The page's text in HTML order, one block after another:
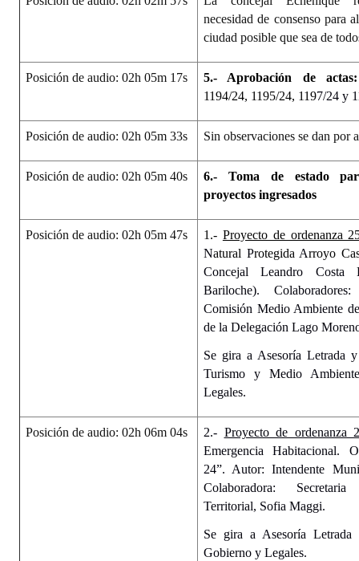
necesidad de consenso para
ciudad posible que sea de
Posición de audio: 02h 05m 17s 5.- Aprobación de actas:
1194/24, 1195/24, 1197/24 y
Posición de audio: 02h 05m 33s Sin observaciones se dan por
Posición de audio: 02h 05m 40s
6.- Toma de estado
proyectos ingresados
Posición de audio: 02h 05m 47s 1.- Proyecto de ordenanza
Natural Protegida Arroyo
Concejal Leandro Costa
Bariloche).
Comisión Medio Ambiente
de la Delegación Lago
Se gira a Asesoría Letrada
Turismo y Medio
Legales.
Posición de audio: 02h 06m 04s 2.- Proyecto de ordenanza
Emergencia Habitacional.
24”. Autor: Intendente
Colaboradora:
Territorial, Sofia Maggi.
Se gira a Asesoría
Gobierno y Legales.